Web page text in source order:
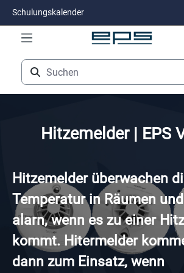
Zum Hauptinhalt springen
Schulungskalender
Hitzemelder | EPS
Hitzemelder überwachen
Temperatur in Räumen
alarn, wenn es zu einer
kommt. Hitermelder
dann zum Einsatz, wenn